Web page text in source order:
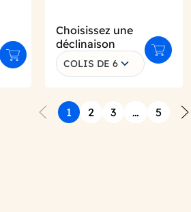
Ajouter au panier
Choisissez une
déclinaison
COLIS DE 6
Précédent
1 2 3 …
5